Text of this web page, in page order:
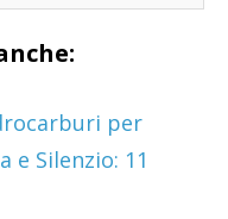
per
e Silenzio: 11